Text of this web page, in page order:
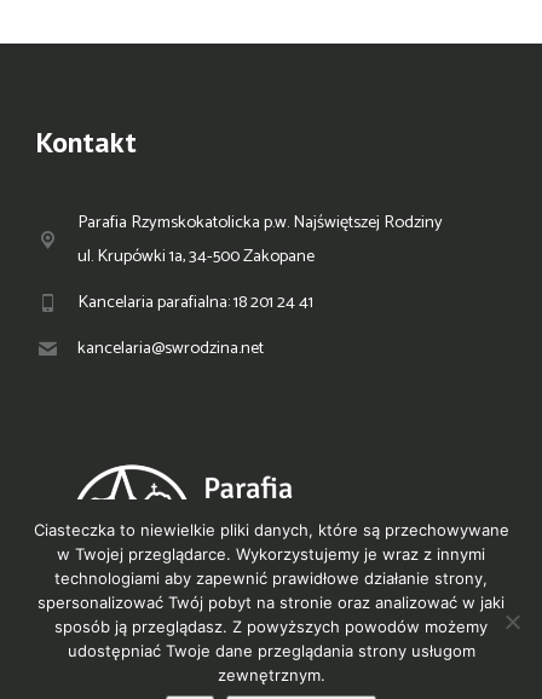
Kontakt
Parafia Rzymskokatolicka p.w. Najświętszej Rodziny
ul. Krupówki 1a, 34-500 Zakopane
Kancelaria parafialna: 18 201 24 41
kancelaria@swrodzina.net
© PNR Zakopane 2021
Ciasteczka to niewielkie pliki danych, które są przechowywane
w Twojej przeglądarce. Wykorzystujemy je wraz z innymi
technologiami aby zapewnić prawidłowe działanie strony,
spersonalizować Twój pobyt na stronie oraz analizować w jaki
sposób ją przeglądasz. Z powyższych powodów możemy
udostępniać Twoje dane przeglądania strony usługom
zewnętrznym.